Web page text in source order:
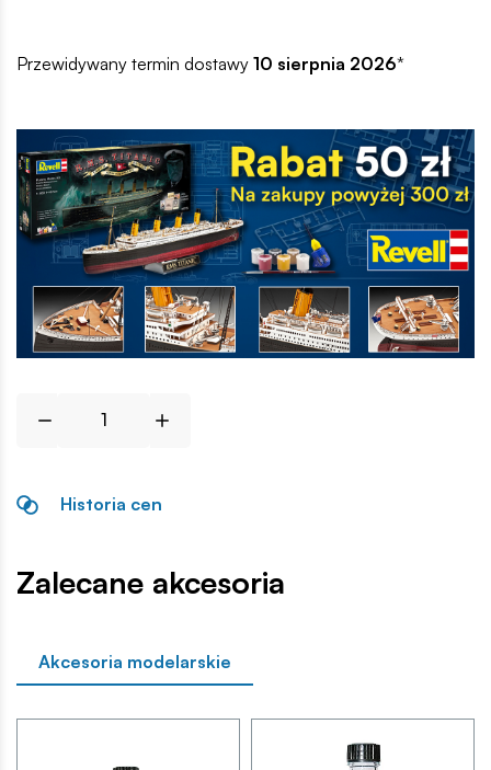
Przewidywany termin dostawy 10 sierpnia 2026*
Historia cen
Zalecane akcesoria
Akcesoria modelarskie